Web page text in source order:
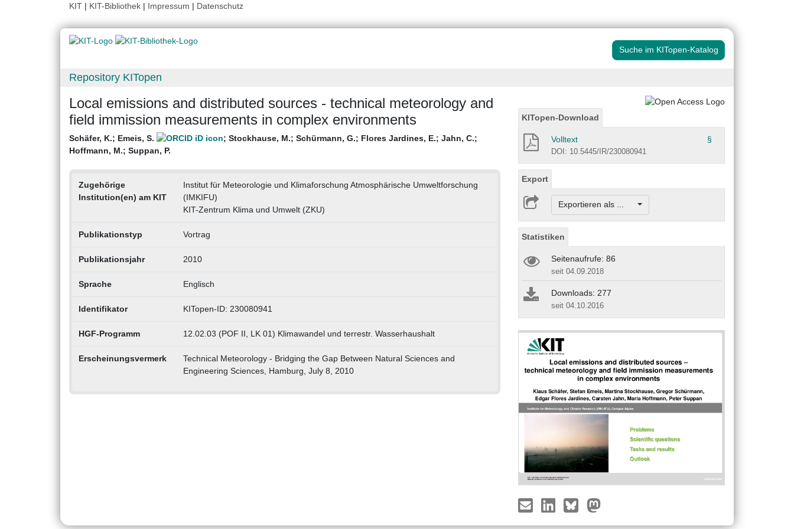
KIT | KIT-Bibliothek | Impressum | Datenschutz
Suche im KITopen-Katalog
Repository KITopen
Local emissions and distributed sources - technical meteorology and
field immission measurements in complex environments
Schäfer, K.; Emeis, S. ; Stockhause, M.; Schürmann, G.; Flores Jardines, E.; Jahn, C.;
Hoffmann, M.; Suppan, P.
Zugehörige
Institution(en) am KIT
Institut für Meteorologie und Klimaforschung Atmosphärische Umweltforschung
(IMKIFU)
KIT-Zentrum Klima und Umwelt (ZKU)
Publikationstyp Vortrag
Publikationsjahr 2010
Sprache Englisch
Identifikator KITopen-ID: 230080941
HGF-Programm 12.02.03 (POF II, LK 01) Klimawandel und terrestr. Wasserhaushalt
Erscheinungsvermerk
Technical Meteorology - Bridging the Gap Between Natural Sciences and
Engineering Sciences, Hamburg, July 8, 2010
KITopen-Download
Volltext §
DOI: 10.5445/IR/230080941
Export
Exportieren als ...
Statistiken
Seitenaufrufe: 86
seit 04.09.2018
Downloads: 277
seit 04.10.2016